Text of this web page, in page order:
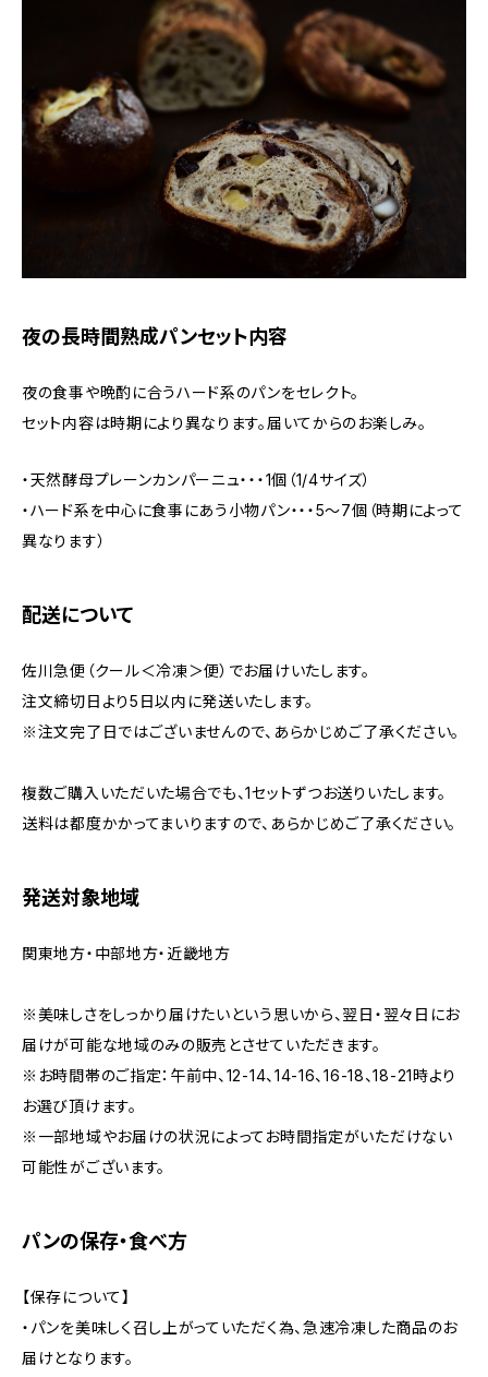
夜の長時間熟成パンセット内容
夜の食事や晩酌に合うハード系のパンをセレクト。
セット内容は時期により異なります。届いてからのお楽しみ。
・天然酵母プレーンカンパーニュ・・・1個（1/4サイズ）
・ハード系を中心に食事にあう小物パン・・・5～7個（時期によって
異なります）
配送について
佐川急便（クール＜冷凍＞便）でお届けいたします。
注文締切日より5日以内に発送いたします。
※注文完了日ではございませんので、あらかじめご了承ください。
複数ご購入いただいた場合でも、1セットずつお送りいたします。
送料は都度かかってまいりますので、あらかじめご了承ください。
発送対象地域
関東地方・中部地方・近畿地方
※美味しさをしっかり届けたいという思いから、翌日・翌々日にお
届けが可能な地域のみの販売とさせていただきます。
※お時間帯のご指定：午前中、12-14、14-16、16-18、18-21時より
お選び頂けます。
※一部地域やお届けの状況によってお時間指定がいただけない
可能性がございます。
パンの保存・食べ方
【保存について】
・パンを美味しく召し上がっていただく為、急速冷凍した商品のお
届けとなります。